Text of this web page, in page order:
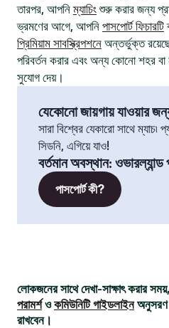
তারপর, আপনিম্যাচিং শুরু করার জন্য
ভ্রমণের আগে, আপনি পাসপোর্ট ফিচারটি
প্রিমিয়াম সাবস্ক্রিপশনে অন্তর্ভুক্ত
পরিবর্তন করার এবং অন্য কোনো শহর বা
সুযোগ দেয়।
যেকোনো জায়গায় যাওয়ার
সারা বিশ্বের যেকারো সাথে ম্যাচ৷
সিডনি, এগিয়ে যাও!
বর্তমান অবস্থান: ওভারল্যান্ড
পাসপোর্ট কী?
লোকজনের সাথে দেখা-সাক্ষাৎ করার
পরামর্শওকমিউনিটি গাইডলাইনঅনুসরণ
রাখবেন।